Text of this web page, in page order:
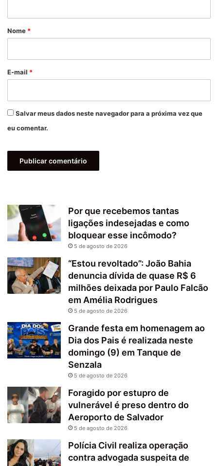
r
*
Nome *
E-mail *
Salvar meus dados neste navegador para a próxima vez que
eu comentar.
Por que recebemos tantas
ligações indesejadas e como
bloquear esse incômodo?
5 de agosto de 2026
“Estou revoltado”: João Bahia
denuncia dívida de quase R$ 6
milhões deixada por Paulo Falcão
em Amélia Rodrigues
5 de agosto de 2026
Grande festa em homenagem ao
Dia dos Pais é realizada neste
domingo (9) em Tanque de
Senzala
5 de agosto de 2026
Foragido por estupro de
vulnerável é preso dentro do
Aeroporto de Salvador
5 de agosto de 2026
Polícia Civil realiza operação
contra advogada suspeita de